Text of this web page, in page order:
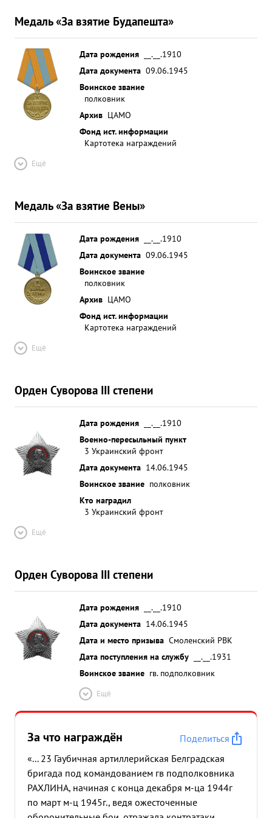
Медаль «За взятие Будапешта»
Дата рождения
__.__.1910
Дата документа 09.06.1945
Воинское звание
полковник
Архив ЦАМО
Фонд ист. информации
Картотека награждений
Ещё
Медаль «За взятие Вены»
Дата рождения
__.__.1910
Дата документа 09.06.1945
Воинское звание
полковник
Архив ЦАМО
Фонд ист. информации
Картотека награждений
Ещё
Орден Суворова III степени
Дата рождения
__.__.1910
Военно-пересыльный пункт
3 Украинский фронт
Дата документа 14.06.1945
Воинское звание полковник
Кто наградил
3 Украинский фронт
Ещё
Орден Суворова III степени
Дата рождения
__.__.1910
Дата документа 14.06.1945
Дата и место призыва Смоленский РВК
Дата поступления на службу
__.__.1931
Воинское звание гв. подполковник
Ещё
За что награждён
Поделиться
«... 23 Гаубичная артиллерийская Белградская
бригада под командованием гв подполковника
РАХЛИНА, начиная с конца декабря м-ца 1944г
по март м-ц 1945г., ведя ожесточенные